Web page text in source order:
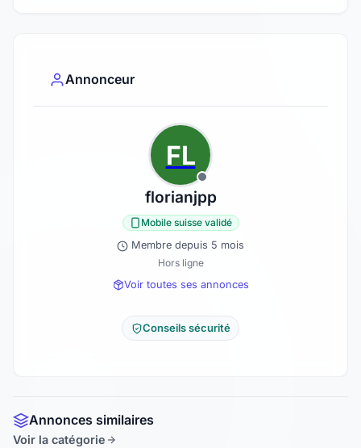
Annonceur
FL
florianjpp
Mobile suisse validé
Membre depuis 5 mois
Hors ligne
Voir toutes ses annonces
Conseils sécurité
Annonces similaires
Voir la catégorie